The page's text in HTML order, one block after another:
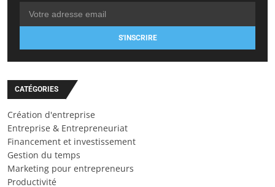
S'INSCRIRE
CATÉGORIES
Création d'entreprise
Entreprise & Entrepreneuriat
Financement et investissement
Gestion du temps
Marketing pour entrepreneurs
Productivité